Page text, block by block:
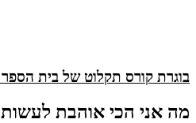
בוגרת קורס תקלוט של בית הספר DJ.it מבית DJ DAJA.
מה אני הכי אוהבת לעשות